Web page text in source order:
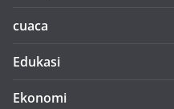
cuaca
Edukasi
Ekonomi